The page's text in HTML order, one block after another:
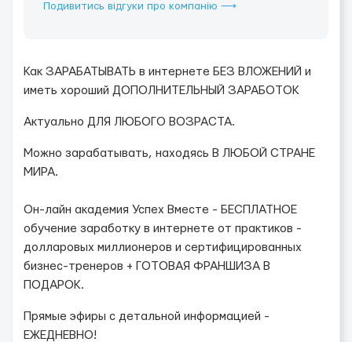
Подивитись відгуки про компанію ⟶
Как ЗАРАБАТЫВАТЬ в интернете БЕЗ ВЛОЖЕНИЙ и
иметь хороший ДОПОЛНИТЕЛЬНЫЙ ЗАРАБОТОК
Актуально ДЛЯ ЛЮБОГО ВОЗРАСТА.
Можно зарабатывать, находясь В ЛЮБОЙ СТРАНЕ
МИРА.
Он-лайн академия Успех Вместе - БЕСПЛАТНОЕ
обучение заработку в интернете от практиков -
долларовых миллионеров и сертифицированных
бизнес-тренеров + ГОТОВАЯ ФРАНШИЗА В
ПОДАРОК.
Прямые эфиры с детальной информацией -
ЕЖЕДНЕВНО!